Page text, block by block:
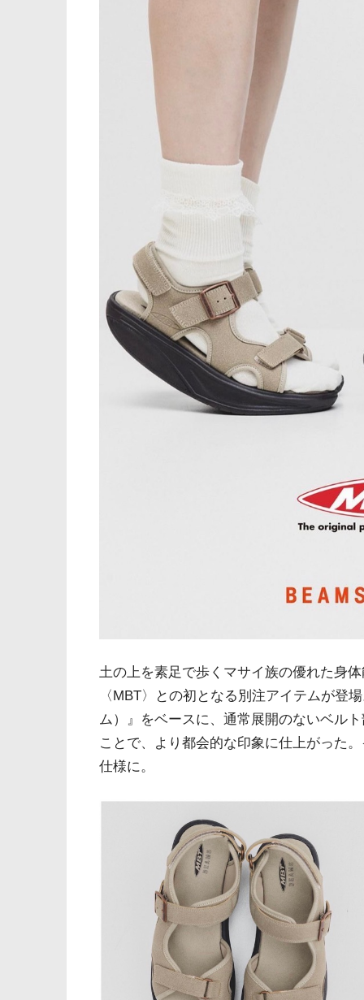
土の上を素足で歩くマサイ族の優れた身
〈MBT〉との初となる別注アイテムが登
ム）』をベースに、通常展開のないベル
ことで、より都会的な印象に仕上がった
仕様に。